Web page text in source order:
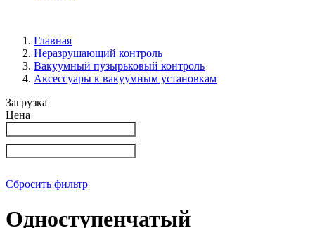
Главная
Неразрушающий контроль
Вакуумный пузырьковый контроль
Аксессуары к вакуумным установкам
Загрузка
Цена
Сбросить фильтр
Одноступенчатый